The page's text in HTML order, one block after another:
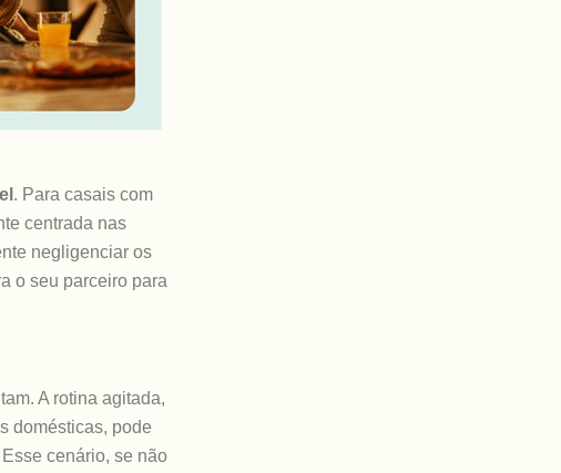
. Para casais com
centrada nas
negligenciar os
o seu parceiro para
A rotina agitada,
domésticas, pode
Esse cenário, se não